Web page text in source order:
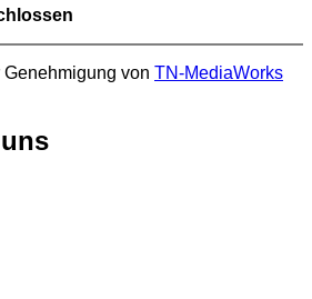
von TN-MediaWorks